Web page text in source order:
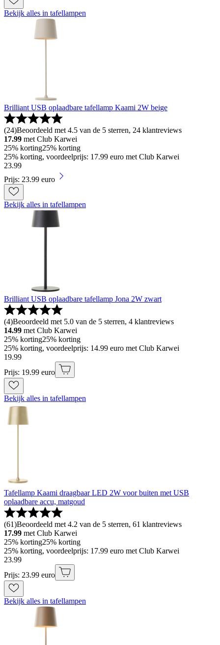
Bekijk alles in tafellampen
Brilliant USB oplaadbare tafellamp Kaami 2W beige
(24)Beoordeeld met 4.5 van de 5 sterren, 24 klantreviews
17.99 met Club Karwei
25% korting25% korting
25% korting, voordeelprijs: 17.99 euro met Club Karwei
23.99
Prijs: 23.99 euro
Bekijk alles in tafellampen
Brilliant USB oplaadbare tafellamp Jona 2W zwart
(4)Beoordeeld met 5.0 van de 5 sterren, 4 klantreviews
14.99 met Club Karwei
25% korting25% korting
25% korting, voordeelprijs: 14.99 euro met Club Karwei
19.99
Prijs: 19.99 euro
Bekijk alles in tafellampen
Tafellamp Kaami draagbaar LED 2W voor buiten met USB
oplaadbare accu, matgoud
(61)Beoordeeld met 4.2 van de 5 sterren, 61 klantreviews
17.99 met Club Karwei
25% korting25% korting
25% korting, voordeelprijs: 17.99 euro met Club Karwei
23.99
Prijs: 23.99 euro
Bekijk alles in tafellampen